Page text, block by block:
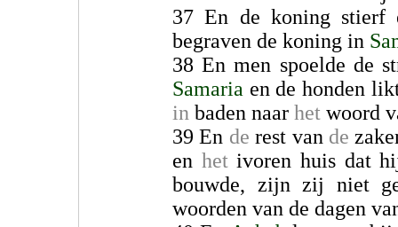
37 En de koning
begraven de koning in
38 En men spoelde de
Samaria en de honden
in baden naar het woord
39 En de rest van de
en hetivoren huis dat
bouwde, zijn zij niet
woorden van de dagen